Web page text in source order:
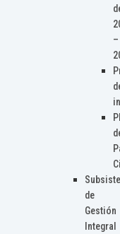
–
de
Gestión
Integral